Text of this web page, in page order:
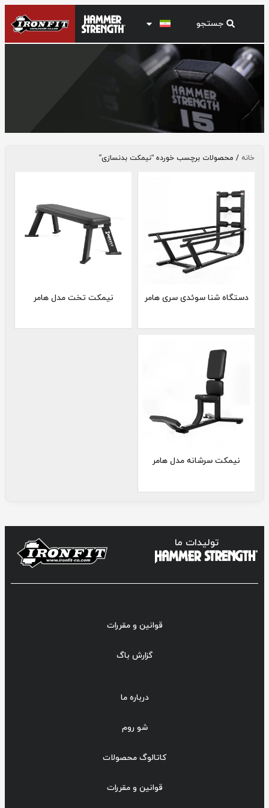
نیمکت بدنسازیخانه / محصولات برچسب خورده “نیمکت بدنسازی”
دستگاه شنا سوئدی سری هامر نیمکت تخت مدل هامر
نیمکت سرشانه مدل هامر
5.00
تولیدات ما
قوانین و مقررات
گزارش باگ
درباره ما
شو روم
کاتالوگ محصولات
قوانین و مقررات